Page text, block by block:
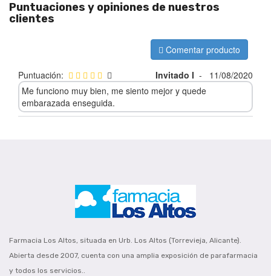
Puntuaciones y opiniones de nuestros
clientes
Comentar producto
Puntuación: Invitado I -
11/08/2020
Me funciono muy bien, me siento mejor y quede
embarazada enseguida.
Farmacia Los Altos, situada en Urb. Los Altos (Torrevieja, Alicante).
Abierta desde 2007, cuenta con una amplia exposición de parafarmacia
y todos los servicios..